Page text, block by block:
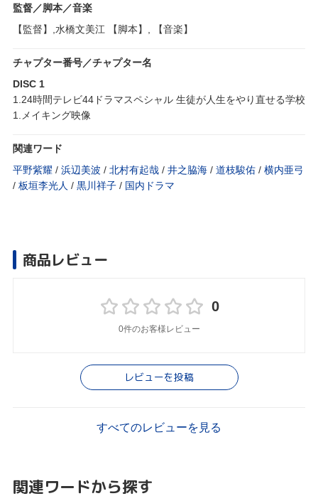
監督／脚本／音楽
【監督】,水橋文美江 【脚本】, 【音楽】
チャプター番号／チャプター名
DISC 1
1.24時間テレビ44ドラマスペシャル 生徒が人生をやり直せる学校
1.メイキング映像
関連ワード
平野紫耀 / 浜辺美波 / 北村有起哉 / 井之脇海 / 道枝駿佑 / 横内亜弓
/ 板垣李光人 / 黒川祥子 / 国内ドラマ
商品レビュー
0
0件のお客様レビュー
レビューを投稿
すべてのレビューを見る
関連ワードから探す